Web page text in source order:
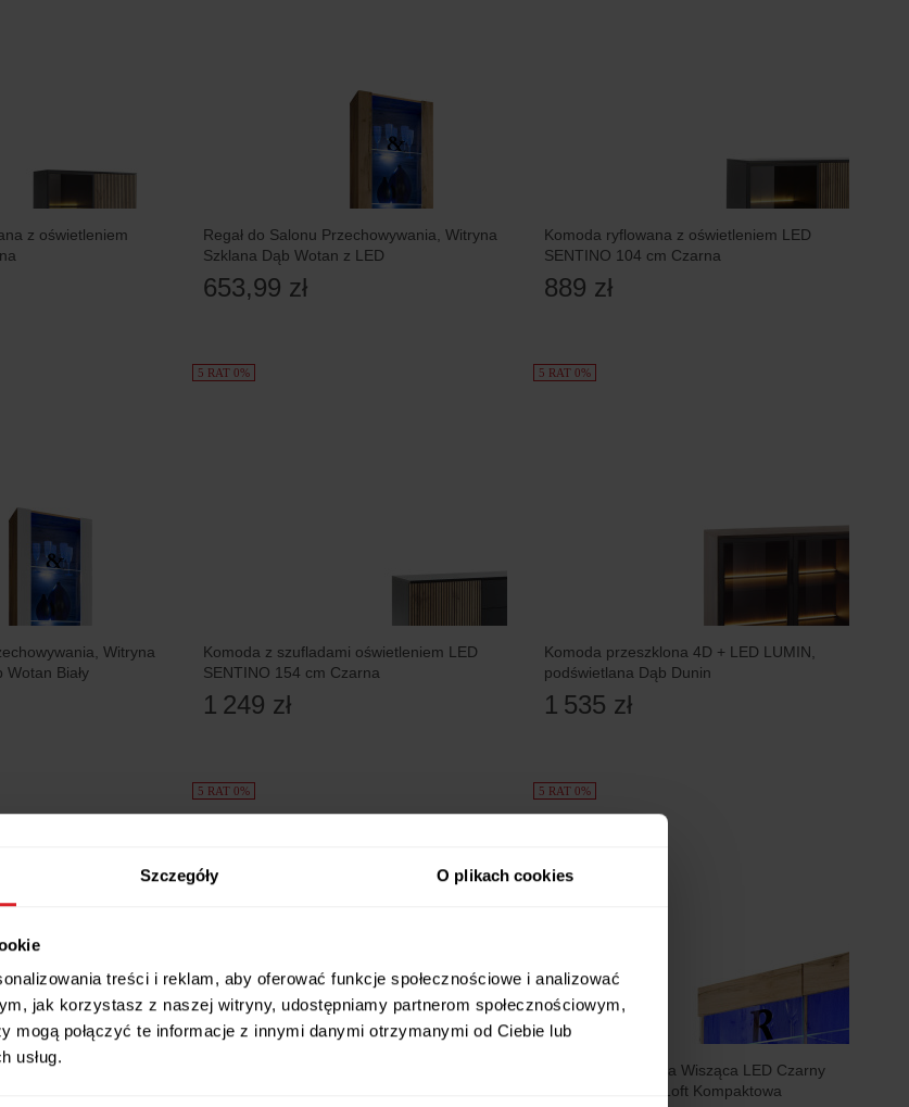
Szczegóły O plikach cookies
treści i reklam, aby oferować funkcje społecznościowe i analizować
jak korzystasz z naszej witryny, udostępniamy partnerom społecznościowym,
mogą połączyć te informacje z innymi danymi otrzymanymi od Ciebie lub
usług.
z oświetleniem
Regał do Salonu Przechowywania, Witryna
Szklana Dąb Wotan z LED
653,99 zł
Komoda ryflowana z oświetleniem LED
SENTINO 104 cm Czarna
889 zł
Witryna
Biały
5 RAT 0%
Komoda z szufladami oświetleniem LED
SENTINO 154 cm Czarna
1 249 zł
5 RAT 0%
Komoda przeszklona 4D + LED LUMIN,
podświetlana Dąb Dunin
1 535 zł
Witryna
5 RAT 0% 5 RAT 0%
Pan Igiełka Witryna Wisząca LED Czarny
Biały Dąb Wotan Loft Kompaktowa